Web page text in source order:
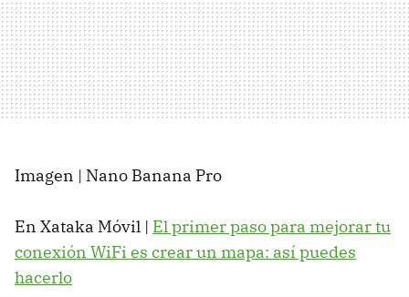
Imagen | Nano Banana Pro
En Xataka Móvil | El primer paso para mejorar tu
conexión WiFi es crear un mapa: así puedes
hacerlo